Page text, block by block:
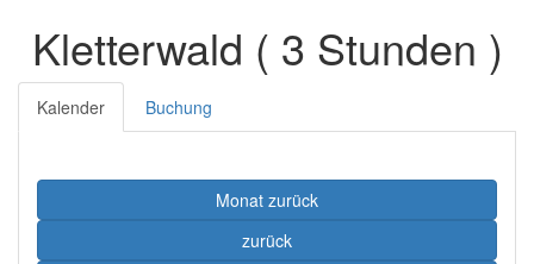
Kletterwald ( 3 Stunden )
Kalender Buchung
Monat zurück
zurück